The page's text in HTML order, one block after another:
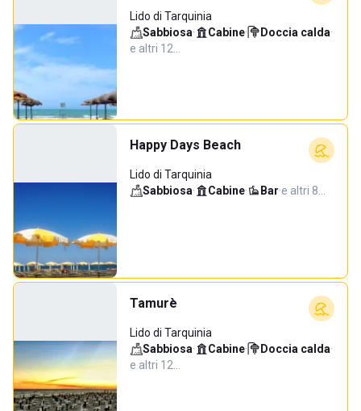
Lido di Tarquinia
Sabbiosa· Cabine· Doccia calda·
e altri 12…
Happy Days Beach
Lido di Tarquinia
Sabbiosa· Cabine· Bar·e altri 8…
Tamurè
Lido di Tarquinia
Sabbiosa· Cabine· Doccia calda·
e altri 12…